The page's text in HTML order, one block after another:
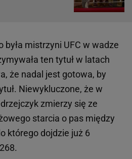
mistrzyni UFC w wadze
ten tytuł w latach
że nadal jest gotowa, by
Niewykluczone, że w
zmierzy się ze
starcia o pas między
którego dojdzie już 6